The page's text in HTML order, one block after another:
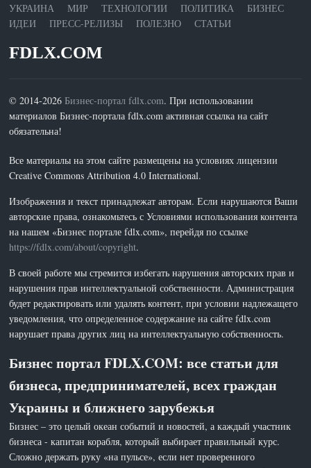
УКРАИНА МИР ТЕХНОЛОГИИ ПОЛИТИКА
БИЗНЕС
ИДЕИ
ПРЕСС-РЕЛИЗЫ ПОЛЕЗНО СТАТЬИ
FDLX.COM
© 2014-2026 Бизнес-портал fdlx.com. При использовании
материалов Бизнес-портала fdlx.com активная ссылка на сайт
обязательна!
Все материалы на этом сайте размещены на условиях лицензии
Creative Commons Attribution 4.0 International.
Изображения и текст принадлежат авторам. Если нарушаются Ваши
авторские права, ознакомьтесь с Условиями использования контента
на нашем «Бизнес портале fdlx.com», перейдя по ссылке
https://fdlx.com/about/copyright.
В своей работе мы стремится избегать нарушения авторских прав и
нарушения прав интеллектуальной собственности. Администрация
будет редактировать или удалять контент, при условии надлежащего
уведомления, что определенное содержание на сайте fdlx.com
нарушает права других лиц на интеллектуальную собственность.
Бизнес портал FDLX.COM: все статьи для
бизнеса, предпринимателей, всех граждан
Украины и ближнего зарубежья
Бизнес – это целый океан событий и новостей, а каждый участник
бизнеса - капитан корабля, который выбирает правильный курс.
Сложно держать руку «на пульсе», если нет проверенного